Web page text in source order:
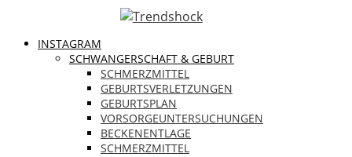
INSTAGRAM
SCHWANGERSCHAFT & GEBURT
SCHMERZMITTEL
GEBURTSVERLETZUNGEN
GEBURTSPLAN
VORSORGEUNTERSUCHUNGEN
BECKENENTLAGE
SCHMERZMITTEL